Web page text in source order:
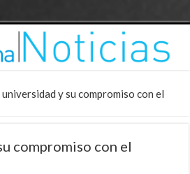
universidad y su compromiso con el
compromiso con el